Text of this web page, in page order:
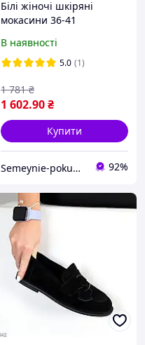
Білі жіночі шкіряні
мокасини 36-41
В наявності
5.0 (1)
1 602.90₴
1 781 ₴
Купити
Semeynie-pokupki 92%